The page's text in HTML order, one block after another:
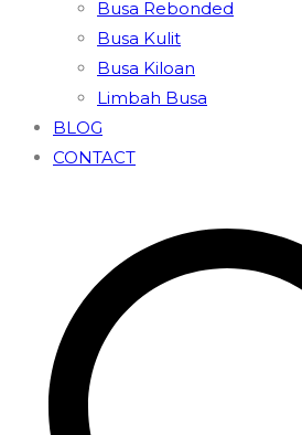
Busa Rebonded
Busa Kulit
Busa Kiloan
Limbah Busa
BLOG
CONTACT